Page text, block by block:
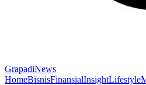
GrapadiNews
HomeBisnisFinansialInsightLifestyle